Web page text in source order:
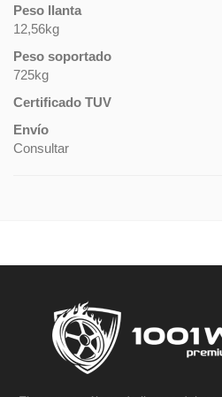
Peso llanta
12,56kg
Peso soportado
725kg
Certificado TUV
Envío
Consultar